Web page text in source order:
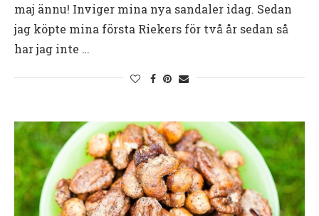
maj ännu! Inviger mina nya sandaler idag. Sedan
jag köpte mina första Riekers för två år sedan så
har jag inte …